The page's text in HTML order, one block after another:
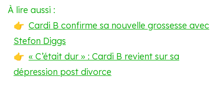
À lire aussi :
Cardi B confirme sa nouvelle grossesse avec
Stefon Diggs
« C’était dur » : Cardi B revient sur sa
dépression post divorce